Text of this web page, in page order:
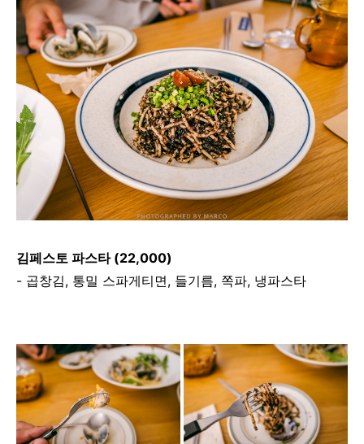
김페스토 파스타 (22,000)
- 곱창김, 통밀 스파게티면, 들기름, 쪽파, 냉파스타